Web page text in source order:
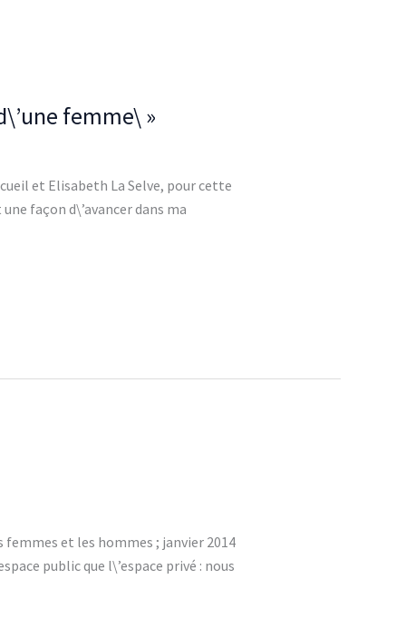
femme\ »
et Elisabeth La Selve, pour cette
façon d\’avancer dans ma
et les hommes ; janvier 2014
public que l\’espace privé : nous